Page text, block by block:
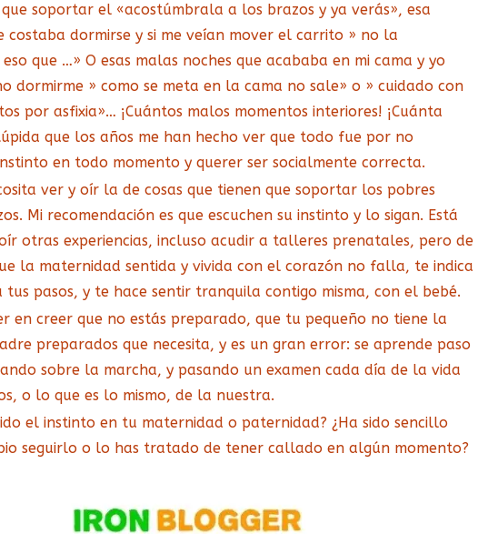
soportar el «acostúmbrala a los brazos y ya verás», esa
costaba dormirse y si me veían mover el carrito » no la
que …» O esas malas noches que acababa en mi cama y yo
dormirme » como se meta en la cama no sale» o » cuidado con
por asfixia»… ¡Cuántos malos momentos interiores! ¡Cuánta
que los años me han hecho ver que todo fue por no
en todo momento y querer ser socialmente correcta.
ver y oír la de cosas que tienen que soportar los pobres
Mi recomendación es que escuchen su instinto y lo sigan. Está
otras experiencias, incluso acudir a talleres prenatales, pero de
la maternidad sentida y vivida con el corazón no falla, te indica
tus pasos, y te hace sentir tranquila contigo misma, con el bebé.
en creer que no estás preparado, que tu pequeño no tiene la
preparados que necesita, y es un gran error: se aprende paso
sobre la marcha, y pasando un examen cada día de la vida
o lo que es lo mismo, de la nuestra.
el instinto en tu maternidad o paternidad? ¿Ha sido sencillo
seguirlo o lo has tratado de tener callado en algún momento?